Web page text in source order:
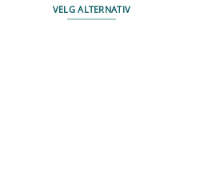
VELG ALTERNATIV